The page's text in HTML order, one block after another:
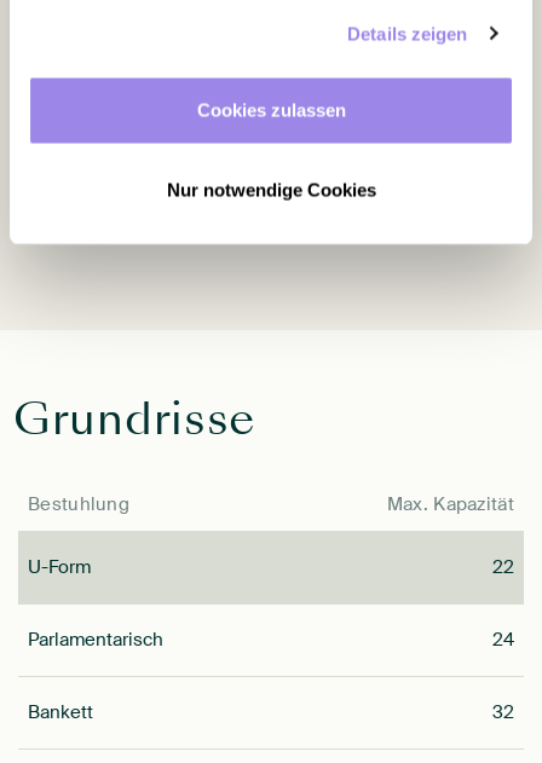
außerhalb unserer Webseite. Du kannst jederzeit – auch
später noch – festlegen, welche Cookies Du zulässt und
Details zeigen
Cookies zulassen
Nur notwendige Cookies
Die Ausstattung
Grundrisse
Bestuhlung Max. Kapazität
U-Form 22
Parlamentarisch 24
Bankett 32